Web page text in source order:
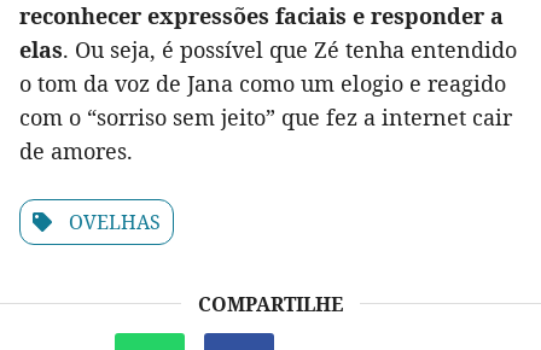
reconhecer expressões faciais e responder a
elas. Ou seja, é possível que Zé tenha entendido
o tom da voz de Jana como um elogio e reagido
com o “sorriso sem jeito” que fez a internet cair
de amores.
OVELHAS
COMPARTILHE